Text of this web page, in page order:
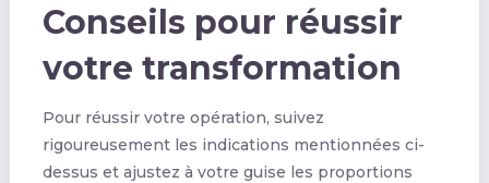
Conseils pour réussir
votre transformation
Pour réussir votre opération, suivez
rigoureusement les indications mentionnées ci-
dessus et ajustez à votre guise les proportions